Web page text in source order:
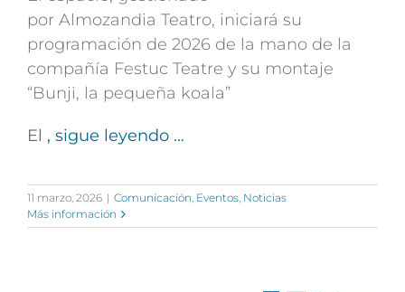
por Almozandia Teatro, iniciará su
programación de 2026 de la mano de la
compañía Festuc Teatre y su montaje
“Bunji, la pequeña koala”
El , sigue leyendo …
11 marzo, 2026 | Comunicación, Eventos, Noticias
Más información